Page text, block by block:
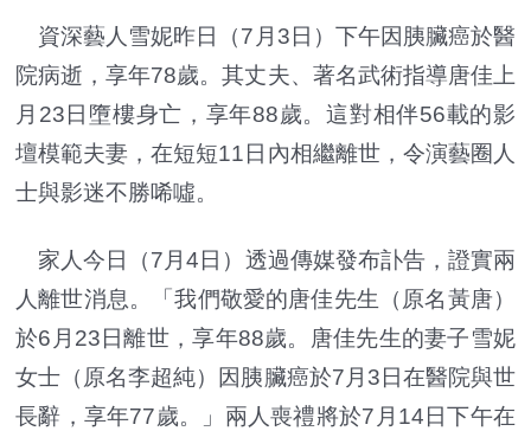
資深藝人雪妮昨日（7月3日）下午因胰臟癌於醫
院病逝，享年78歲。其丈夫、著名武術指導唐佳上
月23日墮樓身亡，享年88歲。這對相伴56載的影
壇模範夫妻，在短短11日內相繼離世，令演藝圈人
士與影迷不勝唏噓。
家人今日（7月4日）透過傳媒發布訃告，證實兩
人離世消息。「我們敬愛的唐佳先生（原名黃唐）
於6月23日離世，享年88歲。唐佳先生的妻子雪妮
女士（原名李超純）因胰臟癌於7月3日在醫院與世
長辭，享年77歲。」兩人喪禮將於7月14日下午在